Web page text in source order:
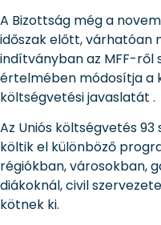
A Bizottság még a
időszak előtt, várhatóan
indítványban az MFF-
értelmében módosítja a
költségvetési javaslatát .
Az Uniós költségvetés
költik el különböző
régiókban, városokban,
diákoknál, civil
kötnek ki.